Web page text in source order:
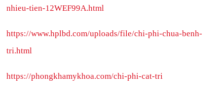
nhieu-tien-12WEF99A.html
https://www.hplbd.com/uploads/file/chi-phi-chua-benh-
tri.html
https://phongkhamykhoa.com/chi-phi-cat-tri